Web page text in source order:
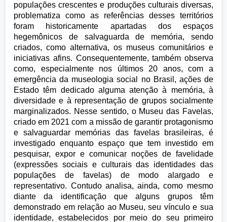
populações crescentes e produções culturais diversas,
problematiza como as referências desses territórios
foram historicamente apartadas dos espaços
hegemônicos de salvaguarda de memória, sendo
criados, como alternativa, os museus comunitários e
iniciativas afins. Consequentemente, também observa
como, especialmente nos últimos 20 anos, com a
emergência da museologia social no Brasil, ações de
Estado têm dedicado alguma atenção à memória, à
diversidade e à representação de grupos socialmente
marginalizados. Nesse sentido, o Museu das Favelas,
criado em 2021 com a missão de garantir protagonismo
e salvaguardar memórias das favelas brasileiras, é
investigado enquanto espaço que tem investido em
pesquisar, expor e comunicar noções de favelidade
(expressões sociais e culturais das identidades das
populações de favelas) de modo alargado e
representativo. Contudo analisa, ainda, como mesmo
diante da identificação que alguns grupos têm
demonstrado em relação ao Museu, seu vínculo e sua
identidade, estabelecidos por meio do seu primeiro